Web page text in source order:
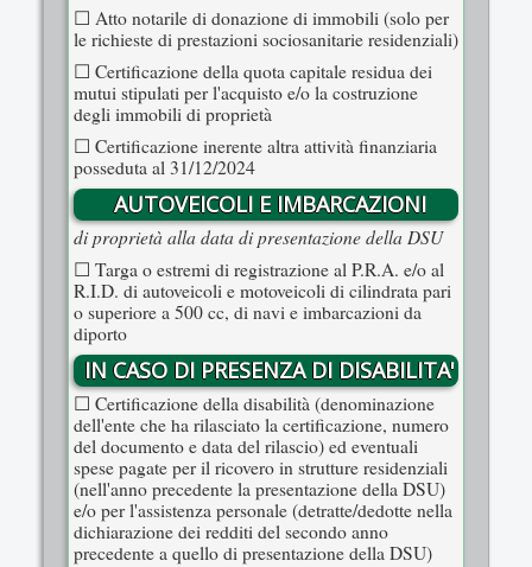
☐ Atto notarile di donazione di immobili (solo per
le richieste di prestazioni sociosanitarie residenziali)
☐ Certificazione della quota capitale residua dei
mutui stipulati per l'acquisto e/o la costruzione
degli immobili di proprietà
☐ Certificazione inerente altra attività finanziaria
posseduta al 31/12/2024
AUTOVEICOLI E IMBARCAZIONI
di proprietà alla data di presentazione della DSU
☐ Targa o estremi di registrazione al P.R.A. e/o al
R.I.D. di autoveicoli e motoveicoli di cilindrata pari
o superiore a 500 cc, di navi e imbarcazioni da
diporto
IN CASO DI PRESENZA DI DISABILITA'
☐ Certificazione della disabilità (denominazione
dell'ente che ha rilasciato la certificazione, numero
del documento e data del rilascio) ed eventuali
spese pagate per il ricovero in strutture residenziali
(nell'anno precedente la presentazione della DSU)
e/o per l'assistenza personale (detratte/dedotte nella
dichiarazione dei redditi del secondo anno
precedente a quello di presentazione della DSU)